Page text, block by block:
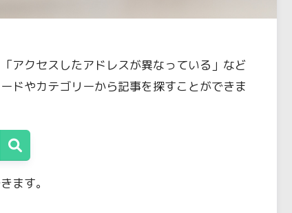
アクセスしたアドレスが異なっている」など
ドやカテゴリーから記事を探すことができま
ます。